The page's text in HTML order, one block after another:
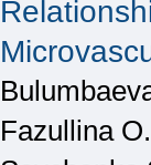
Fazullina